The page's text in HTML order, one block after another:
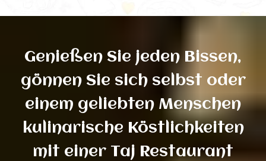
Genießen Sie jeden Bissen,
gönnen Sie sich selbst oder
einem geliebten Menschen
kulinarische Köstlichkeiten
mit einer Taj Restaurant